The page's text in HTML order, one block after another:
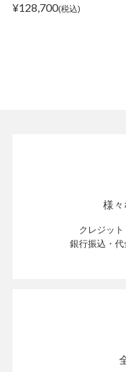
布・革小物
¥128,700 税込
様
クレジッ
銀行振込・代